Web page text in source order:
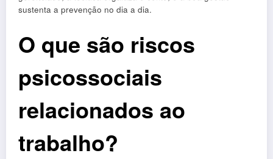
sustenta a prevenção no dia a dia.
O que são riscos
psicossociais
relacionados ao
trabalho?